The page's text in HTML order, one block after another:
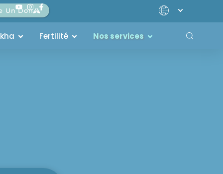
Un Don
Fertilité Nos services